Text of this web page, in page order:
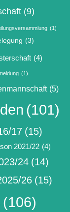
(9)
(1)
(3)
(4)
(1)
(5)
(101)
17 (15)
2021/22 (4)
24 (14)
26 (15)
(106)